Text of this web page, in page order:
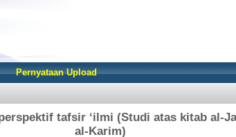
Pernyataan Upload
tafsir ‘ilmi (Studi atas kitab al-
al-Karim)